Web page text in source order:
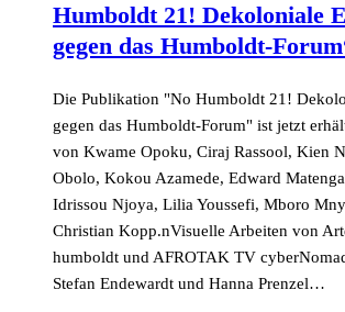
Humboldt 21! Dekoloniale
gegen das Humboldt-
Die Publikation "No Humboldt 21!
gegen das Humboldt-Forum" ist jetzt
von Kwame Opoku, Ciraj Rassool, Kien
Obolo, Kokou Azamede, Edward
Idrissou Njoya, Lilia Youssefi, Mboro
Christian Kopp.nVisuelle Arbeiten von
humboldt und AFROTAK TV
Stefan Endewardt und Hanna Prenzel…